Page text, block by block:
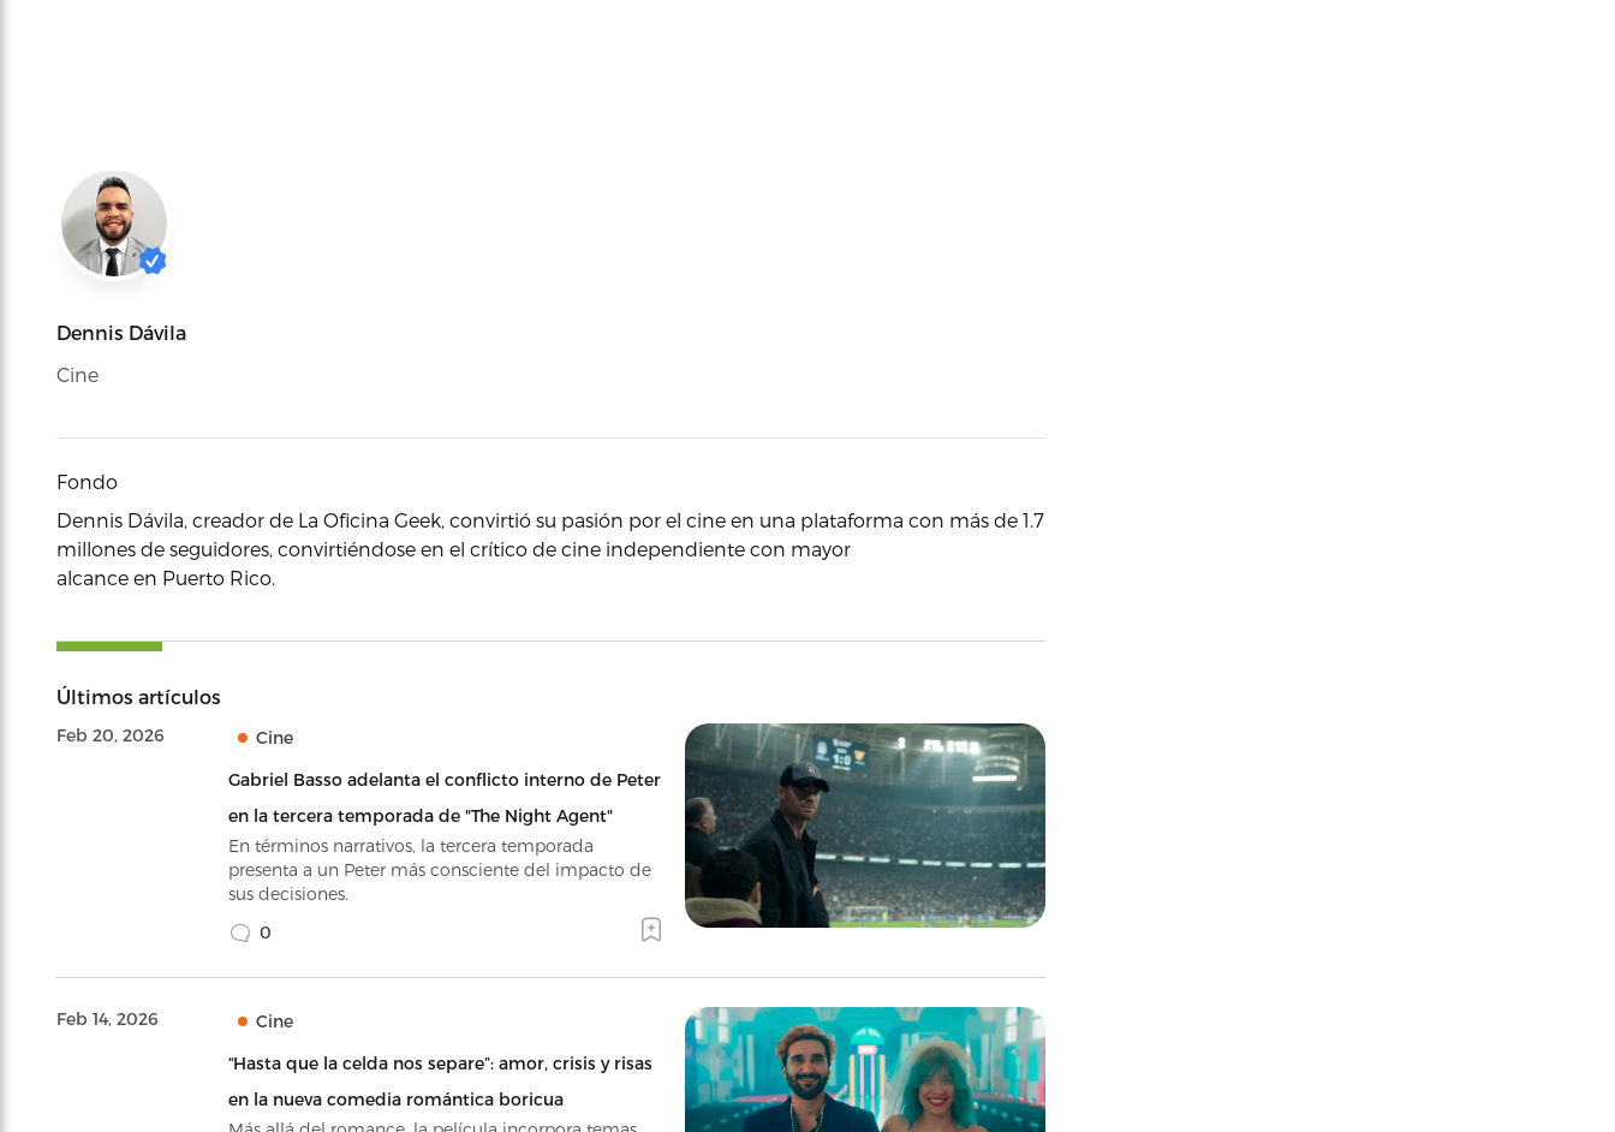
Dennis Dávila
Cine
Fondo
Dennis Dávila, creador de La Oficina Geek, convirtió su pasión por el cine en una plataforma con más de 1.7
millones de seguidores, convirtiéndose en el crítico de cine independiente con mayor
alcance en Puerto Rico.
Últimos artículos
Feb 20, 2026 Cine
Gabriel Basso adelanta el conflicto interno de Peter
en la tercera temporada de "The Night Agent"
En términos narrativos, la tercera temporada
presenta a un Peter más consciente del impacto de
sus decisiones.
0
Feb 14, 2026 Cine
“Hasta que la celda nos separe”: amor, crisis y risas
en la nueva comedia romántica boricua